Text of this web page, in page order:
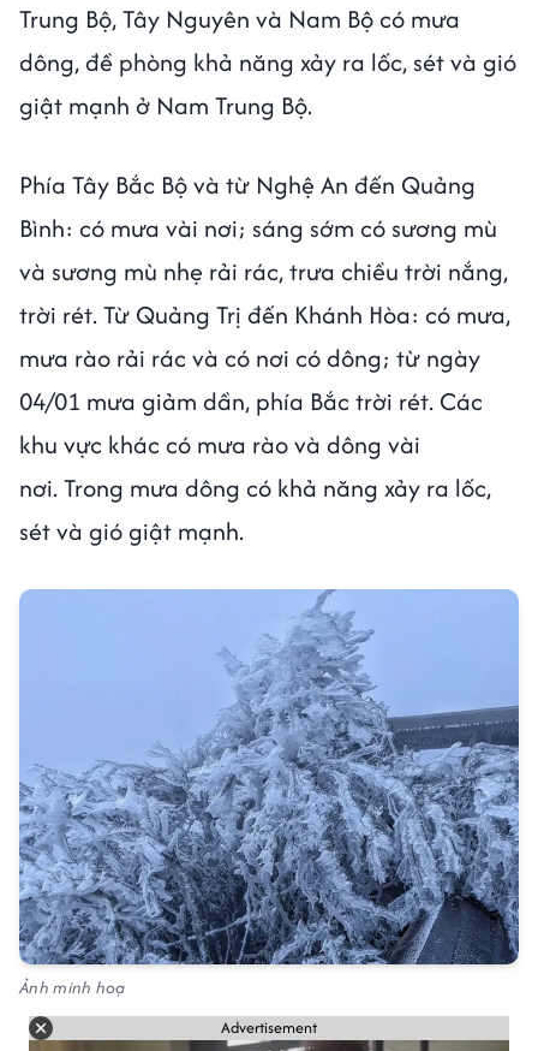
Trung Bộ, Tây Nguyên và Nam Bộ có mưa
dông, đề phòng khả năng xảy ra lốc, sét và gió
giật mạnh ở Nam Trung Bộ.
Phía Tây Bắc Bộ và từ Nghệ An đến Quảng
Bình: có mưa vài nơi; sáng sớm có sương mù
và sương mù nhẹ rải rác, trưa chiều trời nắng,
trời rét. Từ Quảng Trị đến Khánh Hòa: có mưa,
mưa rào rải rác và có nơi có dông; từ ngày
04/01 mưa giảm dần, phía Bắc trời rét. Các
khu vực khác có mưa rào và dông vài
nơi. Trong mưa dông có khả năng xảy ra lốc,
sét và gió giật mạnh.
Ảnh minh hoạ
Advertisement